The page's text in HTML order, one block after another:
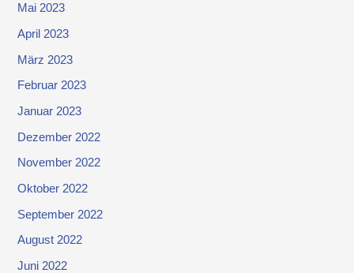
Mai 2023
April 2023
März 2023
Februar 2023
Januar 2023
Dezember 2022
November 2022
Oktober 2022
September 2022
August 2022
Juni 2022